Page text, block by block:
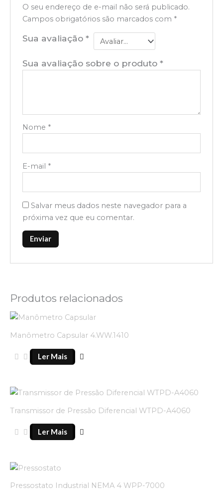
O seu endereço de e-mail não será publicado.
Campos obrigatórios são marcados com *
Sua avaliação*
Sua avaliação sobre o produto*
Nome *
E-mail *
Salvar meus dados neste navegador para a
próxima vez que eu comentar.
Produtos relacionados
Manômetro Capsular 4.WW.1410
Ler Mais
Transmissor de Pressão Diferencial WTPD-A4060
Ler Mais
Pressostato Industrial NEMA 4 WPP-7000